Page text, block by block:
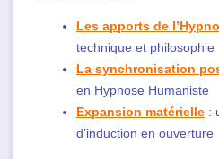
Les apports de
technique et philosophie
La synchronisation
en Hypnose Humaniste
Expansion matérielle :
d’induction en ouverture